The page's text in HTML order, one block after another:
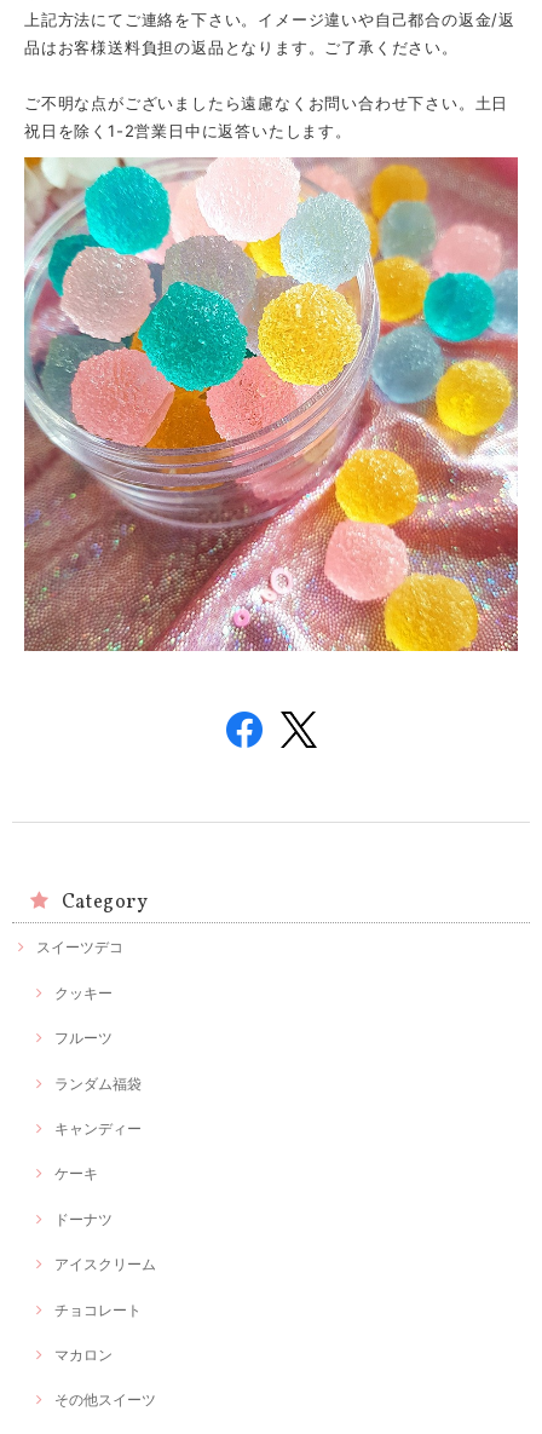
上記方法にてご連絡を下さい。イメージ違いや自己都合の返金/返
品はお客様送料負担の返品となります。ご了承ください。
ご不明な点がございましたら遠慮なくお問い合わせ下さい。土日
祝日を除く1-2営業日中に返答いたします。
Category
スイーツデコ
クッキー
フルーツ
ランダム福袋
キャンディー
ケーキ
ドーナツ
アイスクリーム
チョコレート
マカロン
その他スイーツ